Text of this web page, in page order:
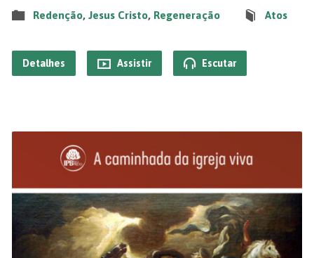
Redenção, Jesus Cristo, Regeneração Atos
Detalhes Assistir Escutar